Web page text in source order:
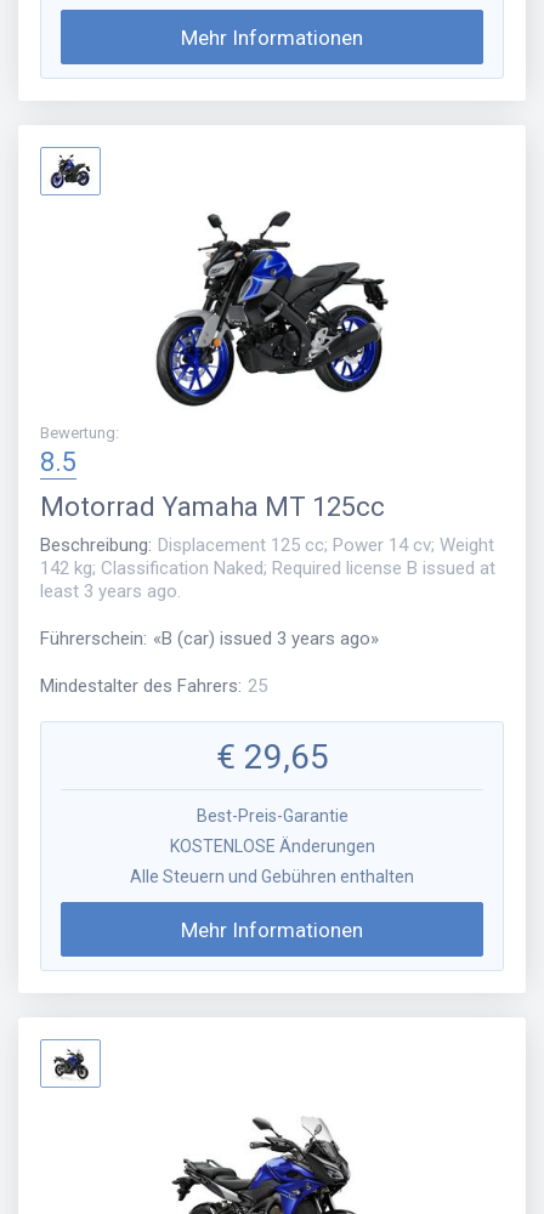
Mehr Informationen
Bewertung:
8.5
Motorrad Yamaha MT 125cc
Beschreibung: Displacement 125 cc; Power 14 cv; Weight
142 kg; Classification Naked; Required license B issued at
least 3 years ago.
Führerschein: «B (car) issued 3 years ago»
Mindestalter des Fahrers: 25
€ 29,65
Best-Preis-Garantie
KOSTENLOSE Änderungen
Alle Steuern und Gebühren enthalten
Mehr Informationen